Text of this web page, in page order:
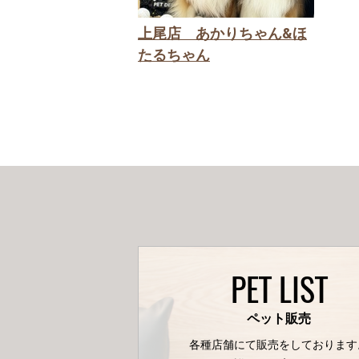
上尾店 あかりちゃん&ほ
たるちゃん
PET LIST
ペット販売
各種店舗にて販売をしておりま